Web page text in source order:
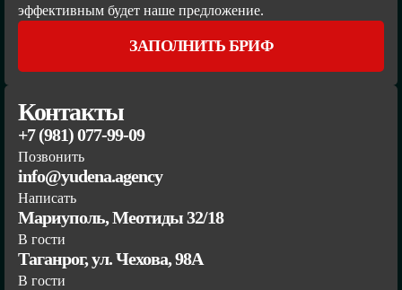
эффективным будет наше предложение.
ЗАПОЛНИТЬ БРИФ
Контакты
+7 (981) 077-99-09
Позвонить
info@yudena.agency
Написать
Мариуполь, Меотиды 32/18
В гости
Таганрог, ул. Чехова, 98А
В гости